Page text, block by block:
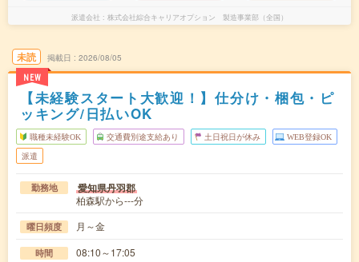
派遣会社 株式会社綜合キャリアオプション 製造事業部（全国）
未読
NEW
掲載日 2026/08/05
【未経験スタート大歓迎！】仕分け・梱包・ピ
ッキング/日払いOK
職種未経験OK 交通費別途支給あり 土日祝日が休み WEB登録OK
派遣
勤務地 愛知県丹羽郡
柏森駅から---分
曜日頻度 月～金
時間 08:10～17:05